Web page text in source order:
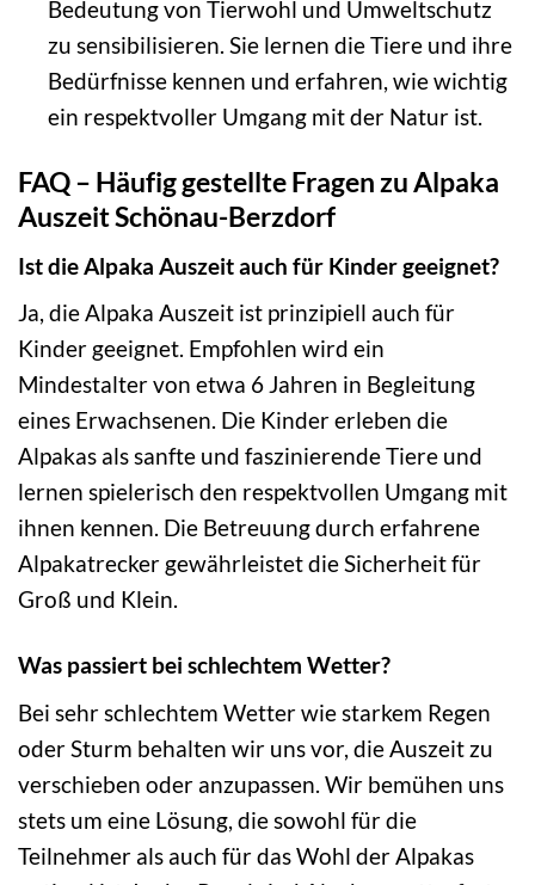
Bedeutung von Tierwohl und Umweltschutz
zu sensibilisieren. Sie lernen die Tiere und ihre
Bedürfnisse kennen und erfahren, wie wichtig
ein respektvoller Umgang mit der Natur ist.
FAQ – Häufig gestellte Fragen zu Alpaka
Auszeit Schönau-Berzdorf
Ist die Alpaka Auszeit auch für Kinder geeignet?
Ja, die Alpaka Auszeit ist prinzipiell auch für
Kinder geeignet. Empfohlen wird ein
Mindestalter von etwa 6 Jahren in Begleitung
eines Erwachsenen. Die Kinder erleben die
Alpakas als sanfte und faszinierende Tiere und
lernen spielerisch den respektvollen Umgang mit
ihnen kennen. Die Betreuung durch erfahrene
Alpakatrecker gewährleistet die Sicherheit für
Groß und Klein.
Was passiert bei schlechtem Wetter?
Bei sehr schlechtem Wetter wie starkem Regen
oder Sturm behalten wir uns vor, die Auszeit zu
verschieben oder anzupassen. Wir bemühen uns
stets um eine Lösung, die sowohl für die
Teilnehmer als auch für das Wohl der Alpakas